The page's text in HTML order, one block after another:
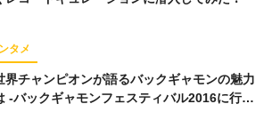
タメ
界チャンピオンが語るバックギャモンの魅力
-バックギャモンフェスティバル2016に行っ